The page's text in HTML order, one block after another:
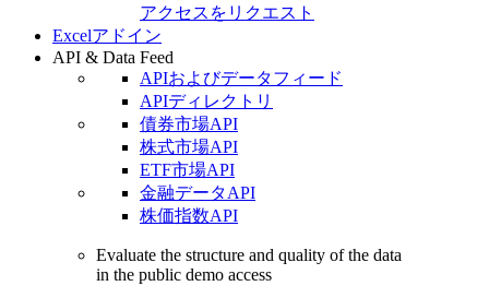
アクセスをリクエスト
Excelアドイン
API & Data Feed
APIおよびデータフィード
APIディレクトリ
債券市場API
株式市場API
ETF市場API
金融データAPI
株価指数API
Evaluate the structure and quality of the data
in the public demo access